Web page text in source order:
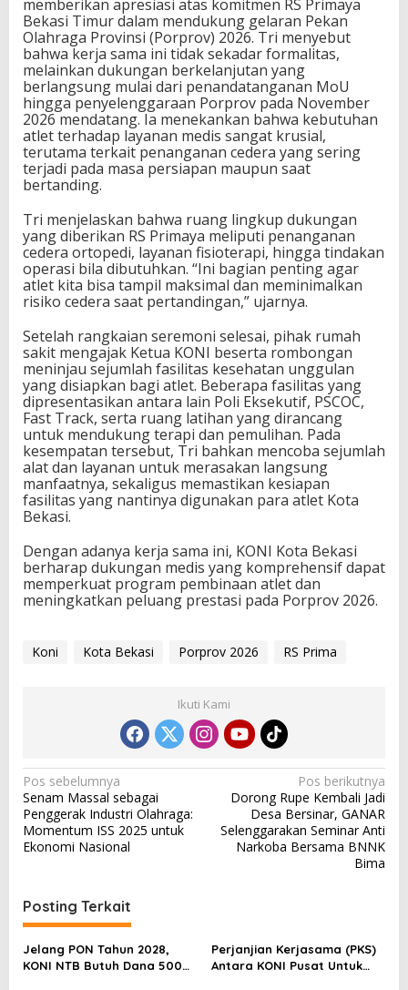
J
e
l
a
n
g
P
o
r
p
v
2
2
6
memberikan apresiasi atas komitmen RS Primaya
Bekasi Timur dalam mendukung gelaran Pekan
Olahraga Provinsi (Porprov) 2026. Tri menyebut
bahwa kerja sama ini tidak sekadar formalitas,
melainkan dukungan berkelanjutan yang
berlangsung mulai dari penandatanganan MoU
hingga penyelenggaraan Porprov pada November
2026 mendatang. Ia menekankan bahwa kebutuhan
atlet terhadap layanan medis sangat krusial,
terutama terkait penanganan cedera yang sering
terjadi pada masa persiapan maupun saat
bertanding.
Tri menjelaskan bahwa ruang lingkup dukungan
yang diberikan RS Primaya meliputi penanganan
cedera ortopedi, layanan fisioterapi, hingga tindakan
operasi bila dibutuhkan. “Ini bagian penting agar
atlet kita bisa tampil maksimal dan meminimalkan
risiko cedera saat pertandingan,” ujarnya.
Setelah rangkaian seremoni selesai, pihak rumah
sakit mengajak Ketua KONI beserta rombongan
meninjau sejumlah fasilitas kesehatan unggulan
yang disiapkan bagi atlet. Beberapa fasilitas yang
dipresentasikan antara lain Poli Eksekutif, PSCOC,
Fast Track, serta ruang latihan yang dirancang
untuk mendukung terapi dan pemulihan. Pada
kesempatan tersebut, Tri bahkan mencoba sejumlah
alat dan layanan untuk merasakan langsung
manfaatnya, sekaligus memastikan kesiapan
fasilitas yang nantinya digunakan para atlet Kota
Bekasi.
Dengan adanya kerja sama ini, KONI Kota Bekasi
berharap dukungan medis yang komprehensif dapat
memperkuat program pembinaan atlet dan
meningkatkan peluang prestasi pada Porprov 2026.
Koni Kota Bekasi Porprov 2026 RS Prima
Ikuti Kami
N
a
v
i
a
s
i
Pos sebelumnya
Senam Massal sebagai
Penggerak Industri Olahraga:
Momentum ISS 2025 untuk
Ekonomi Nasional
Pos berikutnya
Dorong Rupe Kembali Jadi
Desa Bersinar, GANAR
Selenggarakan Seminar Anti
Narkoba Bersama BNNK
Bima
Posting Terkait
Jelang PON Tahun 2028,
KONI NTB Butuh Dana 500M
Perjanjian Kerjasama (PKS)
Antara KONI Pusat Untuk